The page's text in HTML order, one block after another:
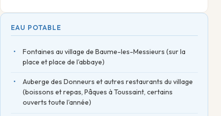
EAU POTABLE
Fontaines au village de Baume-les-Messieurs (sur la
place et place de l'abbaye)
Auberge des Donneurs et autres restaurants du village
(boissons et repas, Pâques à Toussaint, certains
ouverts toute l'année)